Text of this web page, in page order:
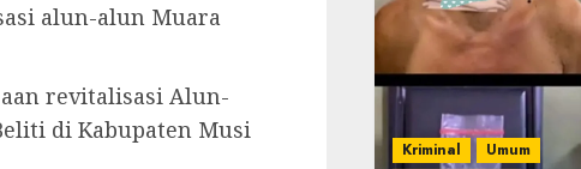
alun-alun Muara
revitalisasi Alun-
di Kabupaten Musi
Kriminal
Umum